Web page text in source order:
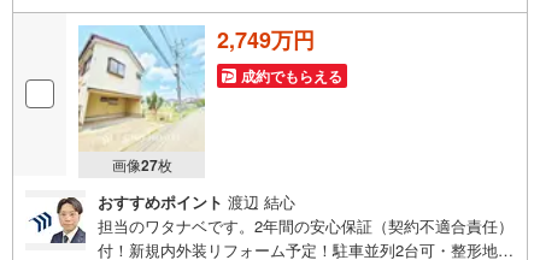
画像27枚
2,749万円
成約でもらえる
おすすめポイント 渡辺 結心
担当のワタナベです。2年間の安心保証（契約不適合責任）
付！新規内外装リフォーム予定！駐車並列2台可・整形地！